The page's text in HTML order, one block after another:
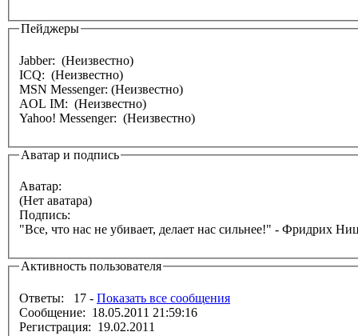
Пейджеры
Jabber: (Неизвестно)
ICQ: (Неизвестно)
MSN Messenger: (Неизвестно)
AOL IM: (Неизвестно)
Yahoo! Messenger: (Неизвестно)
Аватар и подпись
Аватар:
(Нет аватара)
Подпись:
"Все, что нас не убивает, делает нас сильнее!" - Фридрих
Активность пользователя
Ответы: 17 - Показать все сообщения
Сообщение: 18.05.2011 21:59:16
Регистрация: 19.02.2011